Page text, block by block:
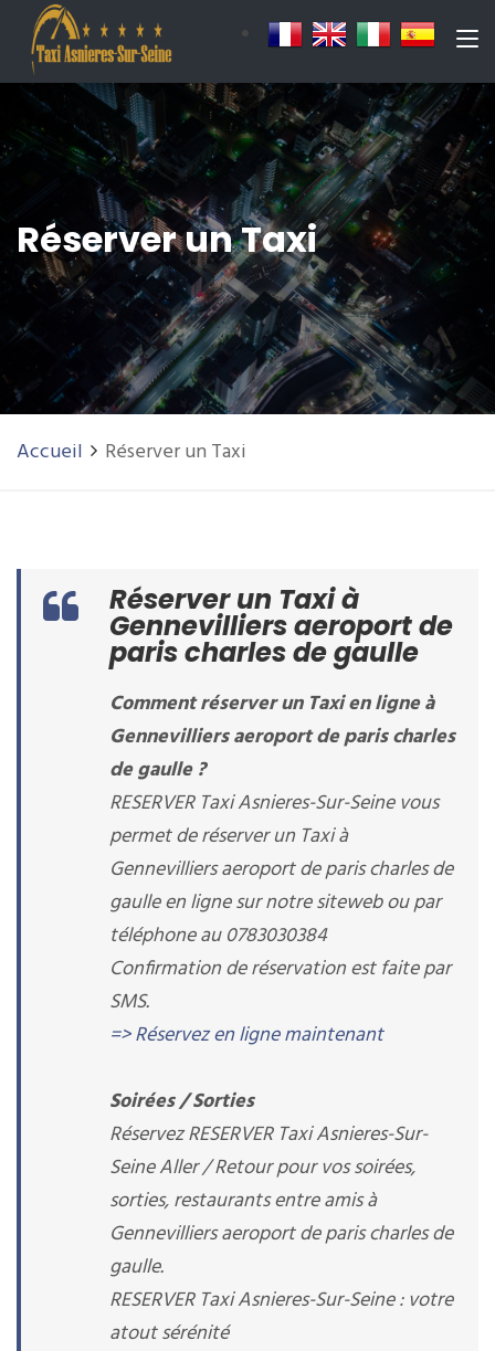
Réserver un Taxi
Accueil Réserver un Taxi
Réserver un Taxi à
Gennevilliers aeroport de
paris charles de gaulle
Comment réserver un Taxi en ligne à
Gennevilliers aeroport de paris charles
de gaulle ?
RESERVER Taxi Asnieres-Sur-Seine vous
permet de réserver un Taxi à
Gennevilliers aeroport de paris charles de
gaulle en ligne sur notre siteweb ou par
téléphone au 0783030384
Confirmation de réservation est faite par
SMS.
=> Réservez en ligne maintenant
Soirées / Sorties
Réservez RESERVER Taxi Asnieres-Sur-
Seine Aller / Retour pour vos soirées,
sorties, restaurants entre amis à
Gennevilliers aeroport de paris charles de
gaulle.
RESERVER Taxi Asnieres-Sur-Seine : votre
atout sérénité